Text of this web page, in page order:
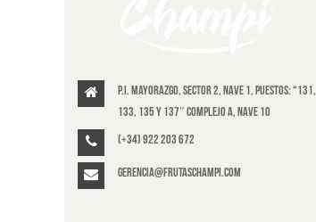
P.I. Mayorazgo, Sector 2, Nave 1, puestos: “131,
133, 135 y 137″ Complejo A, Nave 10
(+34) 922 203 672
gerencia@frutaschampi.com